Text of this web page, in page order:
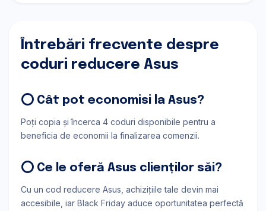
Întrebări frecvente despre
coduri reducere Asus
⭕ Cât pot economisi la Asus?
Poți copia și încerca 4 coduri disponibile pentru a
beneficia de economii la finalizarea comenzii.
⭕ Ce le oferă Asus clienților săi?
Cu un cod reducere Asus, achizițiile tale devin mai
accesibile, iar Black Friday aduce oportunitatea perfectă